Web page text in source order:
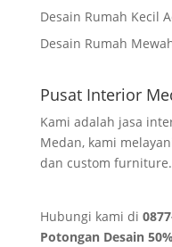
Desain Rumah Kecil
Desain Rumah
Pusat Interior
Kami adalah jasa
Medan, kami
dan custom furniture.
Hubungi kami di
Potongan Desain